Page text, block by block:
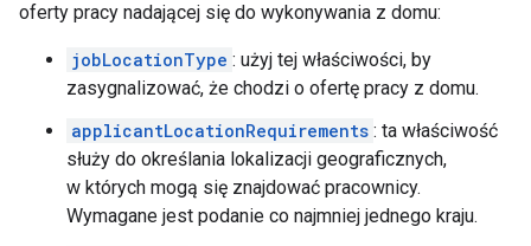
oferty pracy nadającej się do wykonywania z domu:
jobLocationType : użyj tej właściwości, by
zasygnalizować, że chodzi o ofertę pracy z domu.
applicantLocationRequirements : ta właściwość
służy do określania lokalizacji geograficznych,
w których mogą się znajdować pracownicy.
Wymagane jest podanie co najmniej jednego kraju.